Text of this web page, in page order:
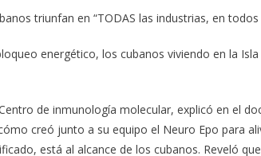
triunfan en “TODAS las industrias, en
energético, los cubanos viviendo en la
de inmunología molecular, explicó en el
creó junto a su equipo el Neuro Epo para
está al alcance de los cubanos. Reveló